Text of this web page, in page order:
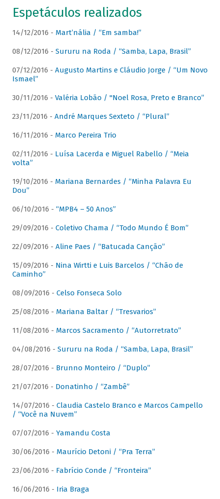
Espetáculos realizados
14/12/2016 - Mart’nália / “Em samba!”
08/12/2016 - Sururu na Roda / “Samba, Lapa, Brasil”
07/12/2016 - Augusto Martins e Cláudio Jorge / “Um Novo
Ismael”
30/11/2016 - Valéria Lobão / "Noel Rosa, Preto e Branco”
23/11/2016 - André Marques Sexteto / “Plural”
16/11/2016 - Marco Pereira Trio
02/11/2016 - Luísa Lacerda e Miguel Rabello / “Meia
volta”
19/10/2016 - Mariana Bernardes / “Minha Palavra Eu
Dou”
06/10/2016 - “MPB4 – 50 Anos”
29/09/2016 - Coletivo Chama / “Todo Mundo É Bom”
22/09/2016 - Aline Paes / “Batucada Canção”
15/09/2016 - Nina Wirtti e Luis Barcelos / “Chão de
Caminho”
08/09/2016 - Celso Fonseca Solo
25/08/2016 - Mariana Baltar / “Tresvarios”
11/08/2016 - Marcos Sacramento / “Autorretrato”
04/08/2016 - Sururu na Roda / “Samba, Lapa, Brasil”
28/07/2016 - Brunno Monteiro / “Duplo”
21/07/2016 - Donatinho / “Zambê”
14/07/2016 - Claudia Castelo Branco e Marcos Campello
/ “Você na Nuvem”
07/07/2016 - Yamandu Costa
30/06/2016 - Maurício Detoni / “Pra Terra”
23/06/2016 - Fabrício Conde / “Fronteira”
16/06/2016 - Iria Braga